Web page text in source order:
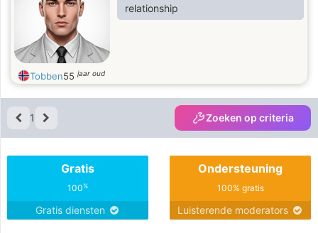
relationship
Tobben55jaar oud
1 Zoeken op criteria
Gratis
100%
Gratis diensten
Ondersteuning
100% gratis
Luisterende moderators